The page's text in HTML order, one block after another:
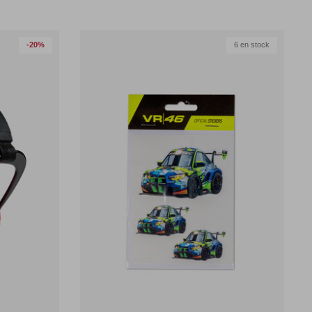
-20% 6 en stock